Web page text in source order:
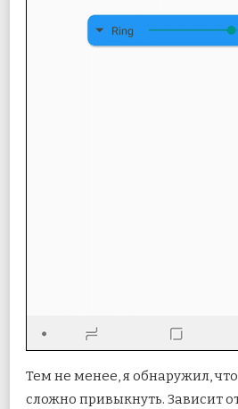
Тем не менее, я обнаружил,
сложно привыкнуть. Зависит